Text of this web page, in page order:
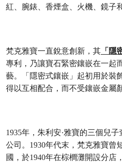
紅、腕錶、香煙盒、火機、鏡子
梵克雅寶一直銳意創新，其 「隱
專利，乃讓寶石緊密鑲嵌在一起
藝。「隱密式鑲嵌」起初用於裝
得以互相配合，而不受鑲嵌金屬
1935年，朱利安·雅寶的三個兒
公司。1930年代末，梵克雅寶曾
國，於1940年在棕櫚灘開設分店